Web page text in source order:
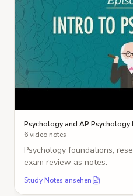
Psychology and AP Psychology
6 video notes
Psychology foundations,
exam review as notes.
Study Notes ansehen